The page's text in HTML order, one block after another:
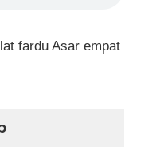
fardu Asar empat